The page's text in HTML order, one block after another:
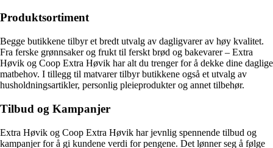
Produktsortiment
Begge butikkene tilbyr et bredt utvalg av dagligvarer av høy kvalitet.
Fra ferske grønnsaker og frukt til ferskt brød og bakevarer – Extra
Høvik og Coop Extra Høvik har alt du trenger for å dekke dine daglige
matbehov. I tillegg til matvarer tilbyr butikkene også et utvalg av
husholdningsartikler, personlig pleieprodukter og annet tilbehør.
Tilbud og Kampanjer
Extra Høvik og Coop Extra Høvik har jevnlig spennende tilbud og
kampanjer for å gi kundene verdi for pengene. Det lønner seg å følge